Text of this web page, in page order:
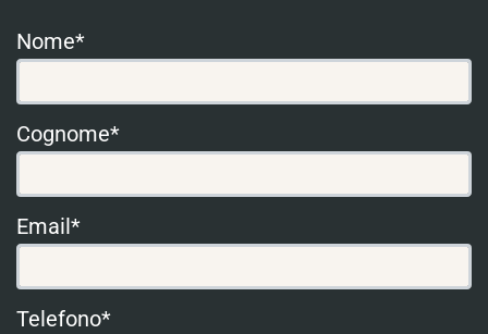
Nome*
Cognome*
Email*
Telefono*